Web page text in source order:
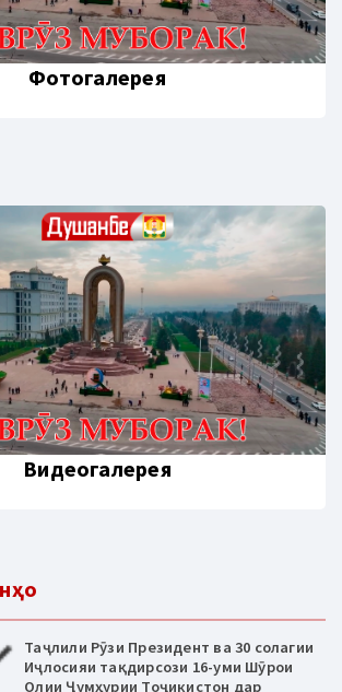
Фотогалерея
Видеогалерея
Таҷлили Рӯзи Президент ва 30 солагии
Иҷлосияи тақдирсози 16-уми Шӯрои
Олии Ҷумҳурии Тоҷикистон дар